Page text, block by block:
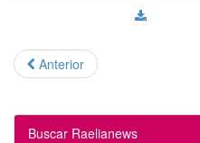
Anterior
Buscar Raelianews